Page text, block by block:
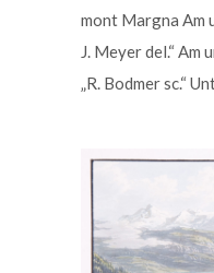
mont Margna Am
J. Meyer del.“
„R. Bodmer sc.“